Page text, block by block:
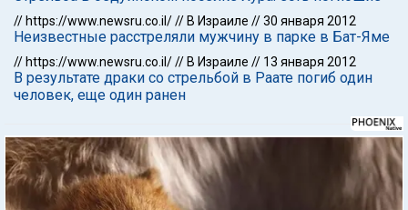
// https://www.newsru.co.il/// В Израиле //30 января 2012
Неизвестные расстреляли мужчину в парке в Бат-Яме
// https://www.newsru.co.il/// В Израиле // 13 января 2012
В результате драки со стрельбой в Раате погиб один
человек, еще один ранен